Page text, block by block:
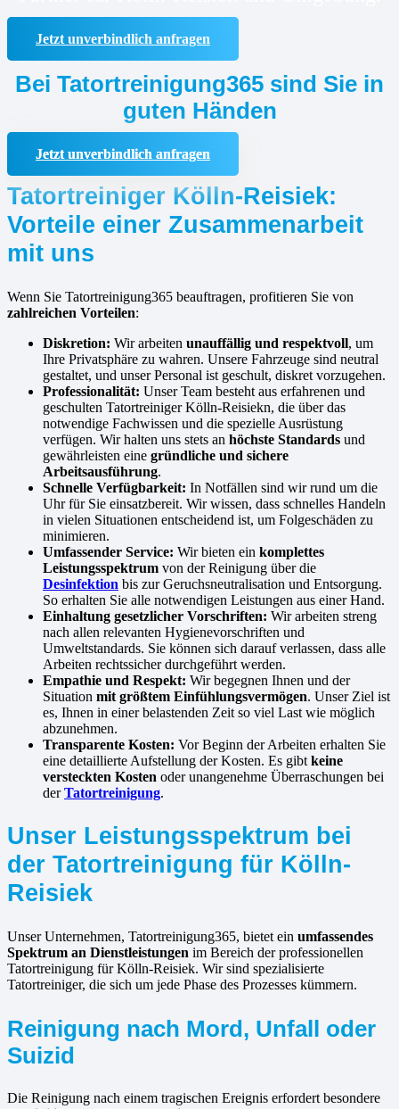
Jetzt unverbindlich anfragen
Bei Tatortreinigung365 sind Sie in
guten Händen
Jetzt unverbindlich anfragen
Tatortreiniger Kölln-Reisiek:
Vorteile einer Zusammenarbeit
mit uns
Wenn Sie Tatortreinigung365 beauftragen, profitieren Sie von
zahlreichen Vorteilen:
Diskretion: Wir arbeiten unauffällig und respektvoll, um
Ihre Privatsphäre zu wahren. Unsere Fahrzeuge sind neutral
gestaltet, und unser Personal ist geschult, diskret vorzugehen.
Professionalität: Unser Team besteht aus erfahrenen und
geschulten Tatortreiniger Kölln-Reisiekn, die über das
notwendige Fachwissen und die spezielle Ausrüstung
verfügen. Wir halten uns stets an höchste Standards und
gewährleisten eine gründliche und sichere
Arbeitsausführung.
Schnelle Verfügbarkeit: In Notfällen sind wir rund um die
Uhr für Sie einsatzbereit. Wir wissen, dass schnelles Handeln
in vielen Situationen entscheidend ist, um Folgeschäden zu
minimieren.
Umfassender Service: Wir bieten ein komplettes
Leistungsspektrum von der Reinigung über die
Desinfektion bis zur Geruchsneutralisation und Entsorgung.
So erhalten Sie alle notwendigen Leistungen aus einer Hand.
Einhaltung gesetzlicher Vorschriften: Wir arbeiten streng
nach allen relevanten Hygienevorschriften und
Umweltstandards. Sie können sich darauf verlassen, dass alle
Arbeiten rechtssicher durchgeführt werden.
Empathie und Respekt: Wir begegnen Ihnen und der
Situation mit größtem Einfühlungsvermögen. Unser Ziel ist
es, Ihnen in einer belastenden Zeit so viel Last wie möglich
abzunehmen.
Transparente Kosten: Vor Beginn der Arbeiten erhalten Sie
eine detaillierte Aufstellung der Kosten. Es gibt keine
versteckten Kosten oder unangenehme Überraschungen bei
derTatortreinigung.
Unser Leistungsspektrum bei
der Tatortreinigung für Kölln-
Reisiek
Unser Unternehmen, Tatortreinigung365, bietet ein umfassendes
Spektrum an Dienstleistungen im Bereich der professionellen
Tatortreinigung für Kölln-Reisiek. Wir sind spezialisierte
Tatortreiniger, die sich um jede Phase des Prozesses kümmern.
Reinigung nach Mord, Unfall oder
Suizid
Die Reinigung nach einem tragischen Ereignis erfordert besondere